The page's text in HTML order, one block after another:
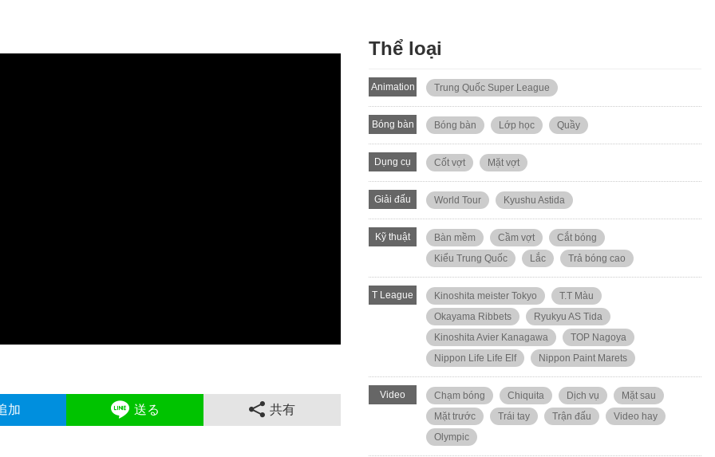
加 送る 共有
Thể loại
Animation Trung Quốc Super League
Bóng bàn Bóng bàn Lớp học Quầy
Dụng cụ Cốt vợt Mặt vợt
Giải đấu World Tour Kyushu Astida
Kỹ thuật Bàn mềm Cầm vợt
Cắt bóng
Kiểu Trung Quốc
Lắc Trả bóng cao
T League Kinoshita meister Tokyo
T.T Màu
Okayama Ribbets
Ryukyu AS Tida
Kinoshita Avier Kanagawa
TOP Nagoya
Nippon Life Life Elf
Nippon Paint Marets
Video Chạm bóng Chiquita Dịch vụ
Mặt sau
Mặt trước
Trái tay Trận đấu
Video hay
Olympic